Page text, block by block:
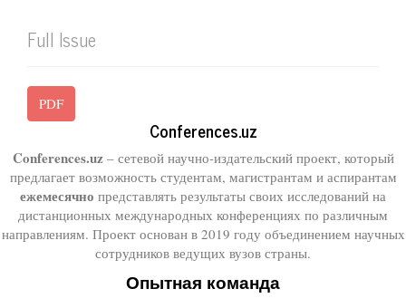
Full Issue
PDF
Conferences.uz
Conferences.uz– сетевой научно-издательский проект, который
предлагает возможность студентам, магистрантам и аспирантам
ежемесячно представлять результаты своих исследований на
дистанционных международных конференциях по различным
направлениям. Проект основан в 2019 году объединением научных
сотрудников ведущих вузов страны.
Опытная команда